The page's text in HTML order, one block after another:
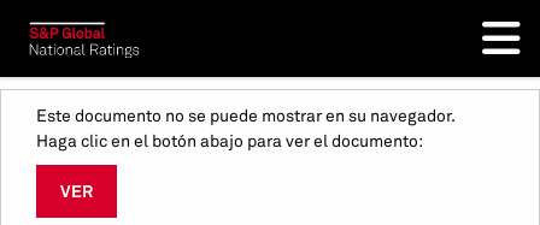
Este documento no se puede mostrar en su navegador.
Haga clic en el botón abajo para ver el documento:
VER